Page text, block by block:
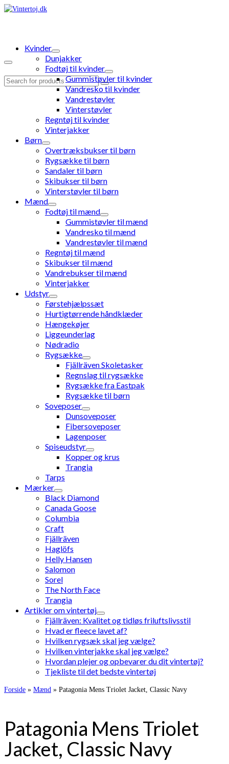
Search
Kvinder
Dunjakker
Fodtøj til kvinder
Gummistøvler til kvinder
Vandresko til kvinder
Vandrestøvler
Vinterstøvler
Regntøj til kvinder
Vinterjakker
Børn
Overtræksbukser til børn
Rygsække til børn
Sandaler til børn
Skibukser til børn
Vinterstøvler til børn
Mænd
Fodtøj til mænd
Gummistøvler til mænd
Vandresko til mænd
Vandrestøvler til mænd
Regntøj til mænd
Skibukser til mænd
Vandrebukser til mænd
Vinterjakker
Udstyr
Førstehjælpssæt
Hurtigtørrende håndklæder
Hængekøjer
Liggeunderlag
Nødradio
Rygsække
Fjällräven Skoletasker
Regnslag til rygsække
Rygsække fra Eastpak
Rygsække til børn
Soveposer
Dunsoveposer
Fibersoveposer
Lagenposer
Spiseudstyr
Kopper og krus
Trangia
Tarps
Mærker
Black Diamond
Canada Goose
Columbia
Craft
Fjällräven
Haglöfs
Helly Hansen
Salomon
Sorel
The North Face
Trangia
Artikler om vintertøj
Fjällräven: Kvalitet og tidløs friluftslivsstil
Hvad er fleece lavet af?
Hvilken rygsæk skal jeg vælge?
Hvilken vinterjakke skal jeg vælge?
Hvordan plejer og opbevarer du dit vintertøj?
Tjekliste til det bedste vintertøj
Forside » Mænd » Patagonia Mens Triolet Jacket, Classic Navy
Patagonia Mens Triolet
Jacket, Classic Navy